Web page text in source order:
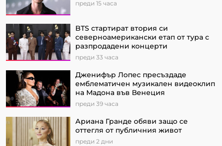
преди 15 часа
BTS стартират втория си
северноамерикански етап от турa с
разпродадени концерти
преди 33 часа
Дженифър Лопес пресъздаде
емблематичен музикален видеоклип
на Мадона във Венеция
преди 39 часа
Ариана Гранде обяви защо се
оттегля от публичния живот
преди 2 дни